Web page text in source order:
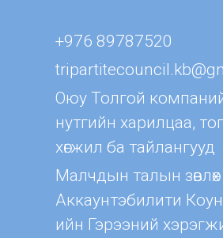
+976 89787520
Оюу Толгой
нутгийн харилцаа,
хөгжил ба тайлангууд
Малчдын талын зөвлөх
Aккаунтэбилити
ийн Гэрээний